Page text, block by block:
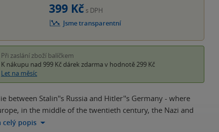
399 Kč s DPH
Jsme transparentní
Při zaslání zboží balíčkem
K nákupu nad 999 Kč dárek zdarma v hodnotě 299 Kč
Let na měsíc
Stalin''s Russia and Hitler''s Germany - where
in the middle of the twentieth century, the Nazi and
celý popis